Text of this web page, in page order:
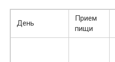
День
Прием
пищи